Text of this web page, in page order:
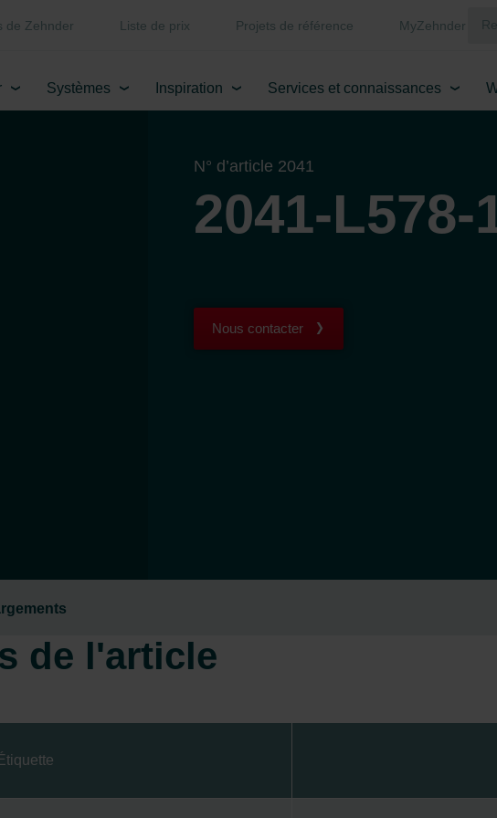
de Zehnder Liste de prix Projets de référence MyZehnder
Systèmes Inspiration Services et connaissances
N° d’article 2041
2041-L578-
Nous contacter
de l'article
Étiquette